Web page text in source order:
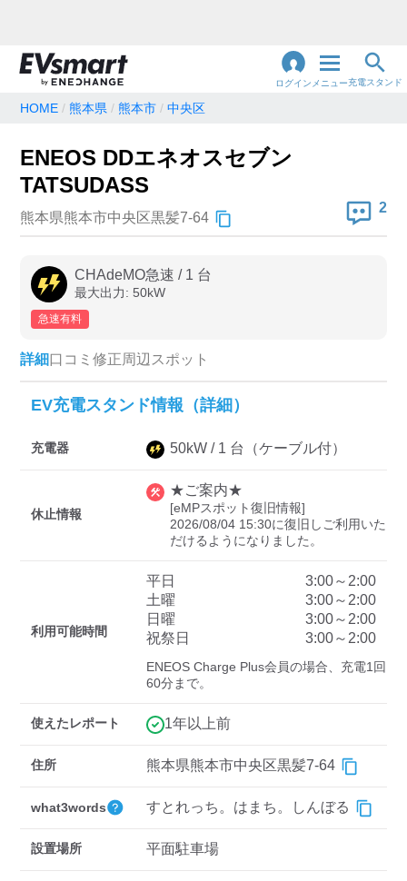
ログイン メニュー充電スタンド
地名・観光スポット・住所で検索
急速充電器のみ表示
高速道路上のみ表示
認証システム
EV充電エネチェンジ e-Mobility Power
三菱ディーラーを表示
日産ディーラーを表示
トヨタディーラーを表
すべて 中速-20kW-以上 急速-44kW-以上
検索する
HOME 熊本県 熊本市 中央区
ENEOS DDエネオスセブン
TATSUDASS
熊本県熊本市中央区黒髪7-64
2
CHAdeMO急速 / 1 台
最大出力: 50kW
急速有料
詳細口コミ 修正周辺スポット
EV充電スタンド情報（詳細）
充電器 50kW / 1 台 （ケーブル付）
休止情報
★ご案内★
[eMPスポット復旧情報]
2026/08/04 15:30に復旧しご利用いた
だけるようになりました。
利用可能時間
平日
3:00～2:00
土曜
3:00～2:00
日曜
3:00～2:00
祝祭日
3:00～2:00
ENEOS Charge Plus会員の場合、充電1回
60分まで。
使えたレポート 1年以上前
住所 熊本県熊本市中央区黒髪7-64
what3words すとれっち。はまち。しんぼる
設置場所 平面駐車場